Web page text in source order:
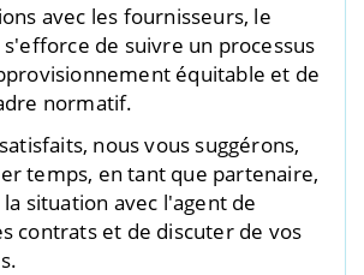
avec les fournisseurs, le
s'efforce de suivre un processus
équitable et de
normatif.
nous vous suggérons,
temps, en tant que partenaire,
situation avec l'agent de
contrats et de discuter de vos